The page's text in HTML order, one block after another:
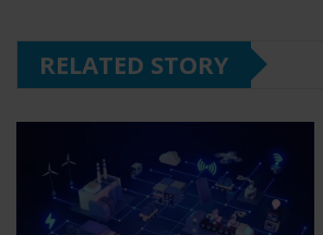
RELATED STORY